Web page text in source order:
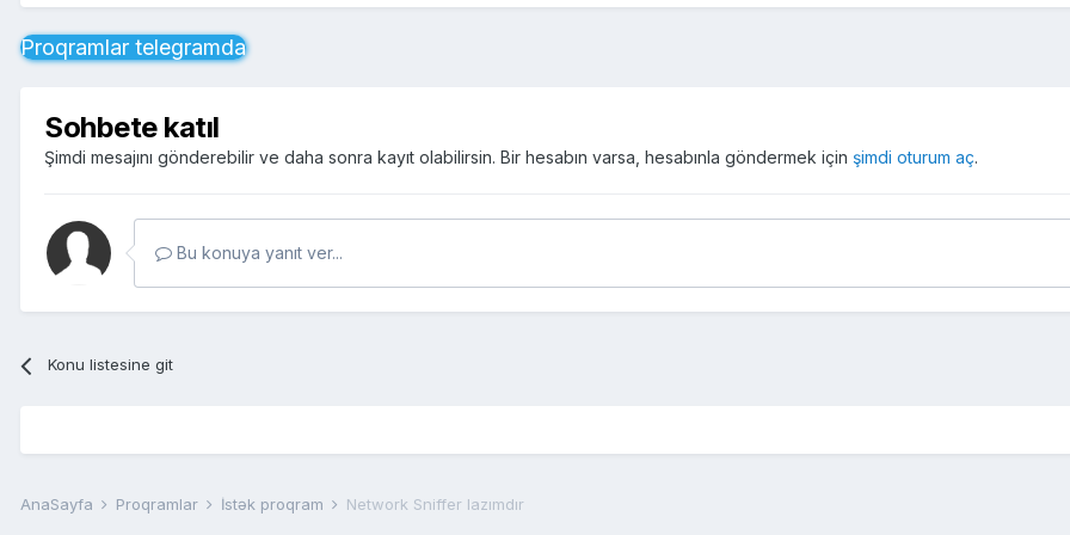
Proqramlar telegramda
Sohbete katıl
Şimdi mesajını gönderebilir ve daha sonra kayıt olabilirsin. Bir hesabın varsa, hesabınla göndermek için şimdi oturum aç.
Bu konuya yanıt ver...
Konu listesine git
AnaSayfa Proqramlar İstək proqram Network Sniffer lazımdır